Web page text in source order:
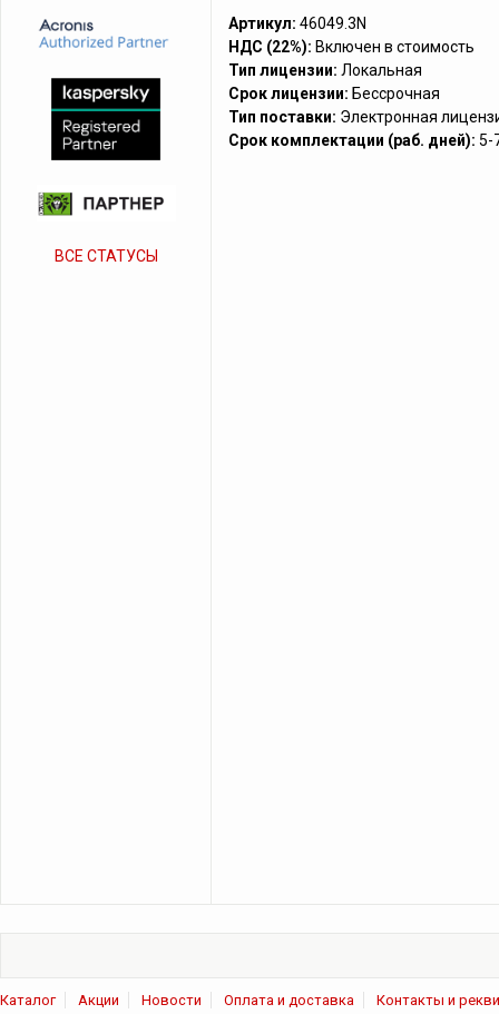
Артикул: 46049.3N
НДС (22%): Включен в стоимость
Тип лицензии: Локальная
Срок лицензии: Бессрочная
Тип поставки: Электронная
Срок комплектации (раб. дней): 5-
ВСЕ СТАТУСЫ
Каталог Акции Новости Оплата и доставка Контакты и